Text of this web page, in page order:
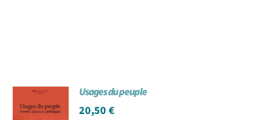
Usages du peuple
20,50€